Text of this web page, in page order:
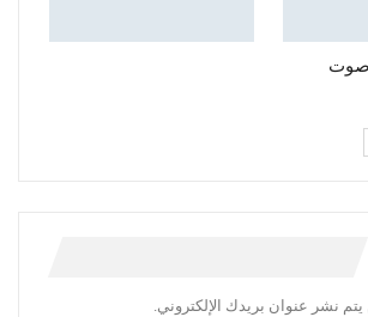
صوت
يتم نشر عنوان بريدك الإلكتروني.